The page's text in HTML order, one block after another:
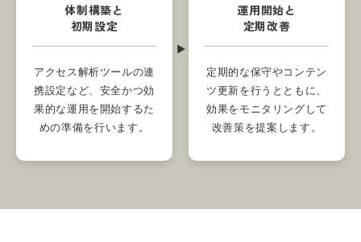
体制構築と
初期設定
アクセス解析ツールの連
携設定など、安全かつ効
果的な運用を開始するた
めの準備を行います。
運用開始と
定期改善
定期的な保守やコンテン
ツ更新を行うとともに、
効果をモニタリングして
改善策を提案します。